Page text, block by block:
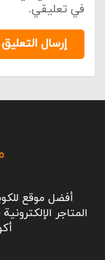
في تعليقي.
إرسال التعليق
أفضل موقع
المتاجر